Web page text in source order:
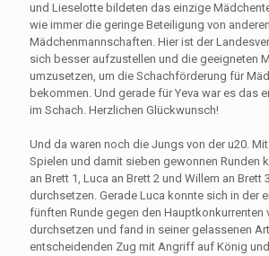
und Lieselotte bildeten das einzige
wie immer die geringe Beteiligung von anderen
Mädchenmannschaften. Hier ist der
sich besser aufzustellen und die geeigneten
umzusetzen, um die Schachförderung für
bekommen. Und gerade für Yeva war es das
im Schach. Herzlichen Glückwunsch!
Und da waren noch die Jungs von der u20.
Spielen und damit sieben gewonnen Runden
an Brett 1, Luca an Brett 2 und Willem an Brett
durchsetzen. Gerade Luca konnte sich in der
fünften Runde gegen den Hauptkonkurrenten
durchsetzen und fand in seiner gelassenen
entscheidenden Zug mit Angriff auf König